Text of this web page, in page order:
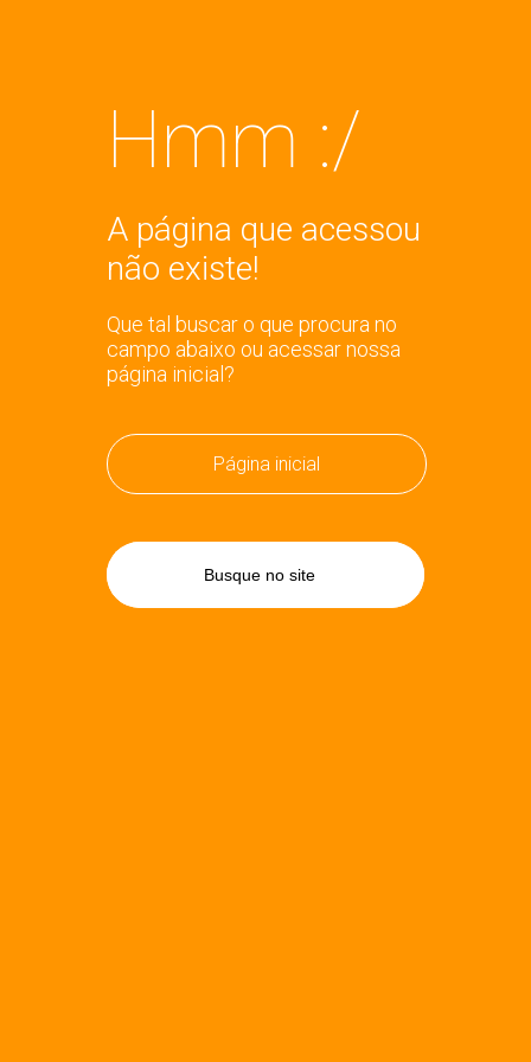
Hmm :/
A página que acessou
não existe!
Que tal buscar o que procura no
campo abaixo ou acessar nossa
página inicial?
Página inicial